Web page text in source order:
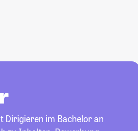
Dirigieren im Bachelor an